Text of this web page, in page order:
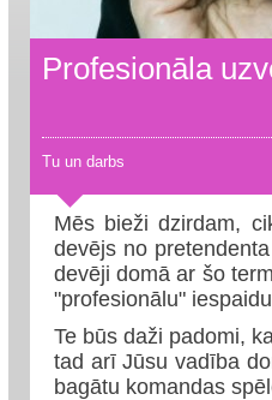
Profesionāla
Tu un darbs
Mēs bieži dzirdam,
devējs no
devēji domā ar šo
"profesionālu"
Te būs daži padomi,
tad arī Jūsu vadība
bagātu komandas